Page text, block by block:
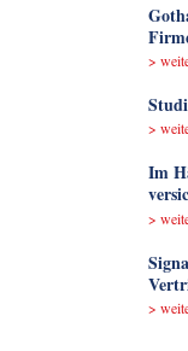
>
>
Im
>
>